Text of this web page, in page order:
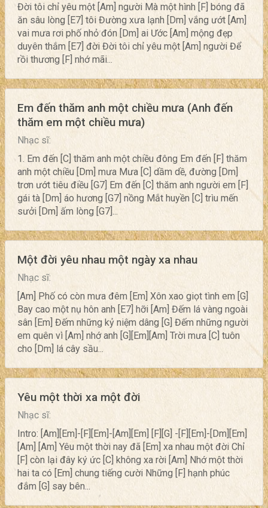
Đời tôi chỉ yêu một [Am] người Mà một hình [F] bóng đã
ăn sâu lòng [E7] tôi Đường xưa lạnh [Dm] vắng ướt [Am]
vai mưa rơi phố nhỏ đón [Dm] ai Ước [Am] mộng đẹp
duyên thắm [E7] đời Đời tôi chỉ yêu một [Am] người Để
rồi thương [F] nhớ mãi...
Em đến thăm anh một chiều mưa (Anh đến
thăm em một chiều mưa)
Nhạc sĩ:
1. Em đến [C] thăm anh một chiều đông Em đến [F] thăm
anh một chiều [Dm] mưa Mưa [C] dầm dề, đường [Dm]
trơn ướt tiêu điều [G7] Em đến [C] thăm anh người em [F]
gái tà [Dm] áo hương [G7] nồng Mắt huyền [C] trìu mến
sưởi [Dm] ấm lòng [G7]...
Một đời yêu nhau một ngày xa nhau
Nhạc sĩ:
[Am] Phố có còn mưa đêm [Em] Xôn xao giọt tình em [G]
Bay cao một nụ hôn anh [E7] hỡi [Am] Đếm lá vàng ngoài
sân [Em] Đếm những kỷ niệm dâng [G] Đếm những người
em quên vì [Am] nhớ anh [G][Em][Am] Trời mưa [C] tuôn
cho [Dm] lá cây sầu...
Yêu một thời xa một đời
Nhạc sĩ:
Intro: [Am][Em]-[F][Em]-[Am][Em] [F][G] -[F][Em]-[Dm][Em]
[Am] [Am] Yêu một thời nay đã [Em] xa nhau một đời Chỉ
[F] còn lại đây ký ức [C] không xa rời [Am] Nhớ một thời
hai ta có [Em] chung tiếng cười Những [F] hạnh phúc
đắm [G] say bên...